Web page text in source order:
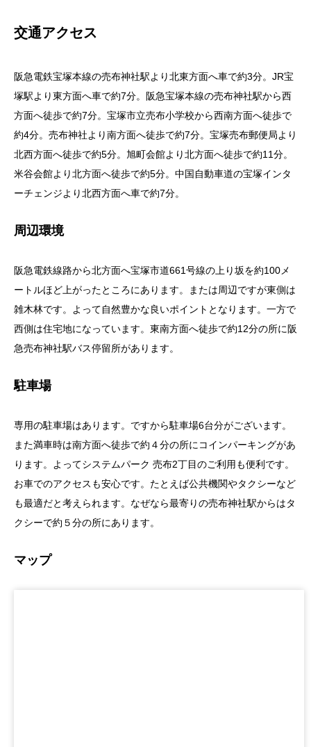
交通アクセス
阪急電鉄宝塚本線の売布神社駅より北東方面へ車で約3分。JR宝
塚駅より東方面へ車で約7分。阪急宝塚本線の売布神社駅から西
方面へ徒歩で約7分。宝塚市立売布小学校から西南方面へ徒歩で
約4分。売布神社より南方面へ徒歩で約7分。宝塚売布郵便局より
北西方面へ徒歩で約5分。旭町会館より北方面へ徒歩で約11分。
米谷会館より北方面へ徒歩で約5分。中国自動車道の宝塚インタ
ーチェンジより北西方面へ車で約7分。
周辺環境
阪急電鉄線路から北方面へ宝塚市道661号線の上り坂を約100メ
ートルほど上がったところにあります。または周辺ですが東側は
雑木林です。よって自然豊かな良いポイントとなります。一方で
西側は住宅地になっています。東南方面へ徒歩で約12分の所に阪
急売布神社駅バス停留所があります。
駐車場
専用の駐車場はあります。ですから駐車場6台分がございます。
また満車時は南方面へ徒歩で約４分の所にコインパーキングがあ
ります。よってシステムパーク 売布2丁目のご利用も便利です。
お車でのアクセスも安心です。たとえば公共機関やタクシーなど
も最適だと考えられます。なぜなら最寄りの売布神社駅からはタ
クシーで約５分の所にあります。
マップ